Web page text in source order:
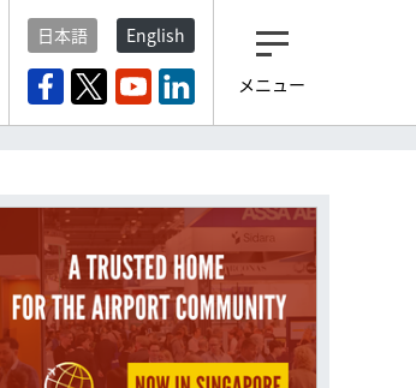
日本語 English
メニュー
観光産業ニュース「トラベ
登録済みですよね？
もし未だ登録していないなら…
いますぐ登録する